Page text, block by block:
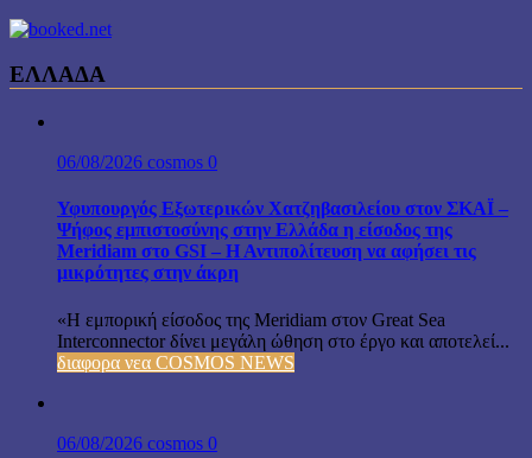
ΕΛΛΑΔΑ
06/08/2026 cosmos 0
Υφυπουργός Εξωτερικών Χατζηβασιλείου στον ΣΚΑΪ –
Ψήφος εμπιστοσύνης στην Ελλάδα η είσοδος της
Meridiam στο GSI – Η Αντιπολίτευση να αφήσει τις
μικρότητες στην άκρη
«Η εμπορική είσοδος της Meridiam στον Great Sea
Interconnector δίνει μεγάλη ώθηση στο έργο και αποτελεί...
διαφορα νεα COSMOS NEWS
06/08/2026 cosmos 0